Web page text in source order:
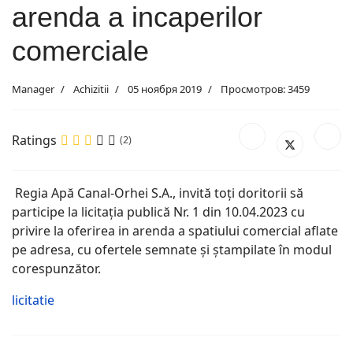
arenda a incaperilor
comerciale
Manager Achizitii 05 ноября 2019 Просмотров: 3459
Ratings (2)
Regia Apă Canal-Orhei S.A., invită toți doritorii să
participe la licitația publică Nr. 1 din 10.04.2023 cu
privire la oferirea in arenda a spatiului comercial aflate
pe adresa, cu ofertele semnate și ștampilate în modul
corespunzător.
licitatie